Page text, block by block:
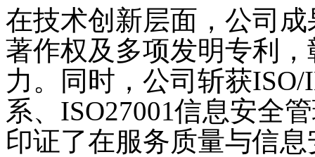
在技术创新层面，公司
著作权及多项发明专利
力。同时，公司斩获
系、ISO27001信息安全
印证了在服务质量与信